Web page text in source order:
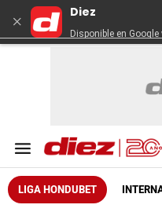
×
Diez
Disponible en Google
LIGA HONDUBET